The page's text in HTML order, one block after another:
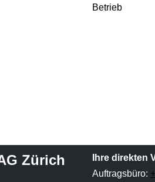
Betrieb
Zürich Ihre direkten
Auftragsbüro: